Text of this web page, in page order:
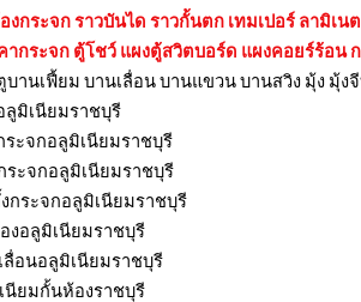
งกระจก ราวบันได ราวกั้นตก เทมเปอร์ ลามิเน
ากระจก ตู้โชว์ แผงตู้สวิตบอร์ด แผงคอยร์ร้อน
บานเฟี้ยม บานเลื่อน บานแขวน บานสวิง มุ้ง มุ้ง
ลูมิเนียมราชบุรี
ระจกอลูมิเนียมราชบุรี
ระจกอลูมิเนียมราชบุรี
กระจกอลูมิเนียมราชบุรี
งอลูมิเนียมราชบุรี
ลื่อนอลูมิเนียมราชบุรี
นียมกั้นห้องราชบุรี